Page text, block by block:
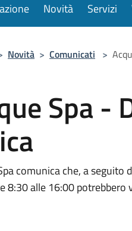
Novità Servizi
Novità > Comunicati >
Spa -
comunica che, a
8:30 alle 16:00